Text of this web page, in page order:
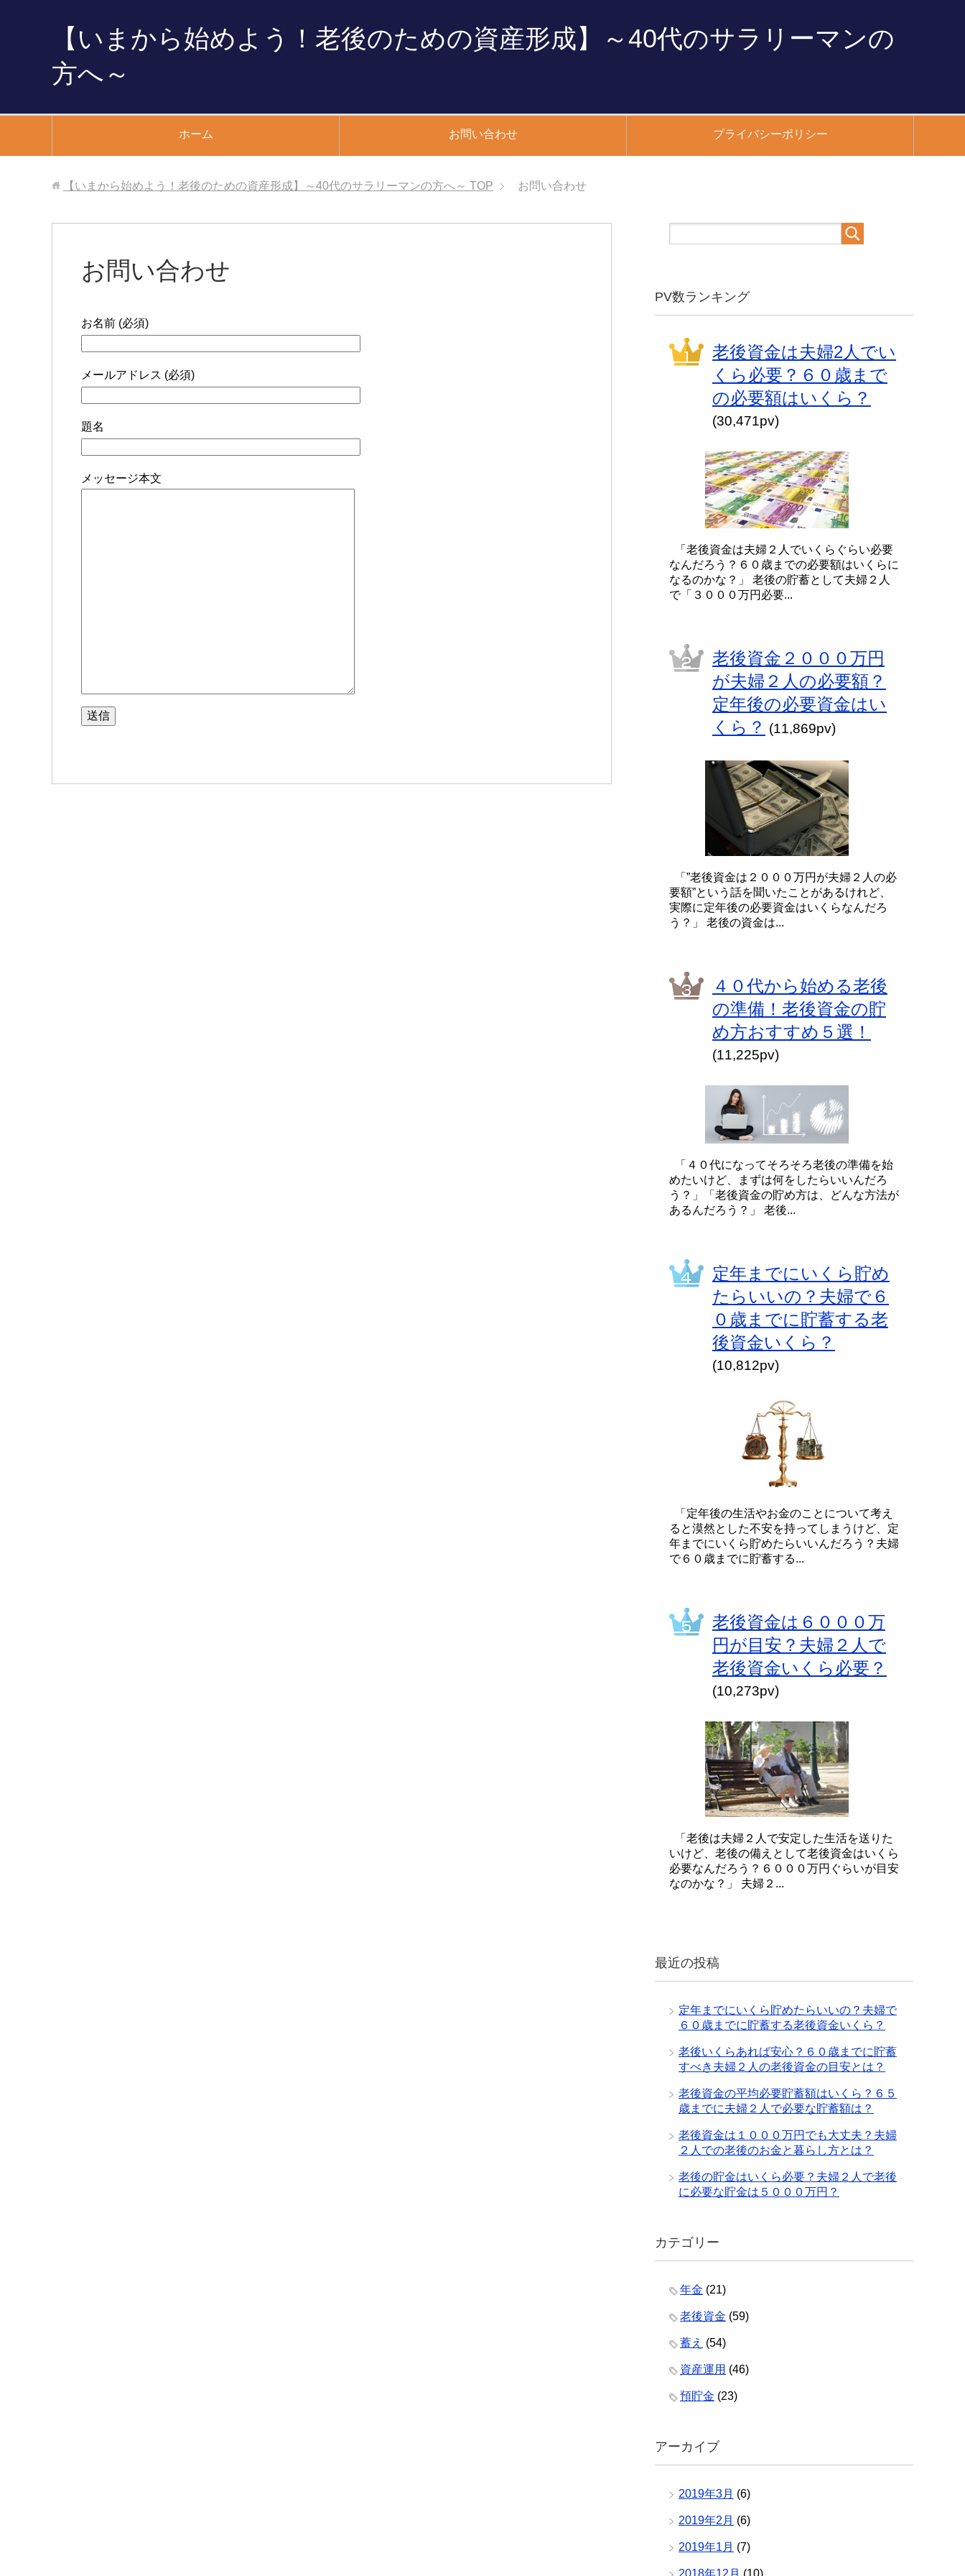
【いまから始めよう！老後のための資産形成】～40代のサラリーマンの
方へ～
ホーム お問い合わせ プライバシーポリシー
【いまから始めよう！老後のための資産形成】～40代のサラリーマンの方へ～ TOP お問い合わせ
お問い合わせ
お名前 (必須)
メールアドレス (必須)
題名
メッセージ本文
PV数ランキング
老後資金は夫婦2人でい
くら必要？６０歳まで
の必要額はいくら？
(30,471pv)
「老後資金は夫婦２人でいくらぐらい必要
なんだろう？６０歳までの必要額はいくらに
なるのかな？」 老後の貯蓄として夫婦２人
で「３０００万円必要...
老後資金２０００万円
が夫婦２人の必要額？
定年後の必要資金はい
くら？ (11,869pv)
「”老後資金は２０００万円が夫婦２人の必
要額”という話を聞いたことがあるけれど、
実際に定年後の必要資金はいくらなんだろ
う？」 老後の資金は...
４０代から始める老後
の準備！老後資金の貯
め方おすすめ５選！
(11,225pv)
「４０代になってそろそろ老後の準備を始
めたいけど、まずは何をしたらいいんだろ
う？」「老後資金の貯め方は、どんな方法が
あるんだろう？」 老後...
定年までにいくら貯め
たらいいの？夫婦で６
０歳までに貯蓄する老
後資金いくら？
(10,812pv)
「定年後の生活やお金のことについて考え
ると漠然とした不安を持ってしまうけど、定
年までにいくら貯めたらいいんだろう？夫婦
で６０歳までに貯蓄する...
老後資金は６０００万
円が目安？夫婦２人で
老後資金いくら必要？
(10,273pv)
「老後は夫婦２人で安定した生活を送りた
いけど、老後の備えとして老後資金はいくら
必要なんだろう？６０００万円ぐらいが目安
なのかな？」 夫婦２...
最近の投稿
定年までにいくら貯めたらいいの？夫婦で
６０歳までに貯蓄する老後資金いくら？
老後いくらあれば安心？６０歳までに貯蓄
すべき夫婦２人の老後資金の目安とは？
老後資金の平均必要貯蓄額はいくら？６５
歳までに夫婦２人で必要な貯蓄額は？
老後資金は１０００万円でも大丈夫？夫婦
２人での老後のお金と暮らし方とは？
老後の貯金はいくら必要？夫婦２人で老後
に必要な貯金は５０００万円？
カテゴリー
年金 (21)
老後資金 (59)
蓄え (54)
資産運用 (46)
預貯金 (23)
アーカイブ
2019年3月 (6)
2019年2月 (6)
2019年1月 (7)
2018年12月 (10)